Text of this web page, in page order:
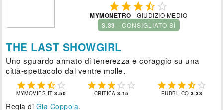
 
MYMONETRO - GIUDIZIO MEDIO
3.33 - CONSIGLIATO SÌ
THE LAST SHOWGIRL
Uno sguardo armato di tenerezza e coraggio su una
città-spettacolo dal ventre molle.
    
MYMOVIES.IT3.50
    
CRITICA 3.15
    
PUBBLICO3.33
Regia di Gia Coppola.